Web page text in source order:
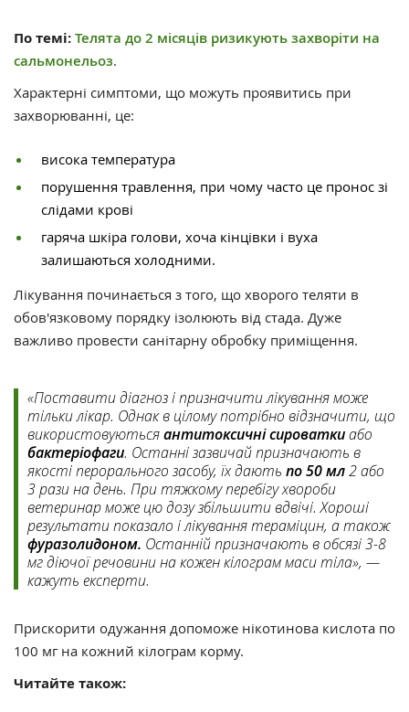
По темі:Телята до 2 місяців ризикують захворіти на
сальмонельоз.
Характерні симптоми, що можуть проявитись при
захворюванні, це:
висока температура
порушення травлення, при чому часто це пронос зі
слідами крові
гаряча шкіра голови, хоча кінцівки і вуха
залишаються холодними.
Лікування починається з того, що хворого теляти в
обов'язковому порядку ізолюють від стада. Дуже
важливо провести санітарну обробку приміщення.
«Поставити діагноз і призначити лікування може
тільки лікар. Однак в цілому потрібно відзначити, що
використовуютьсяантитоксичні сироваткиабо
бактеріофаги. Останні зазвичай призначають в
якості перорального засобу, їх дають по 50 мл 2 або
3 рази на день. При тяжкому перебігу хвороби
ветеринар може цю дозу збільшити вдвічі. Хороші
результати показало і лікування тераміцин, а також
фуразолидоном. Останній призначають в обсязі 3-8
мг діючої речовини на кожен кілограм маси тіла», —
кажуть експерти.
Прискорити одужання допоможе нікотинова кислота по
100 мг на кожний кілограм корму.
Читайте також: